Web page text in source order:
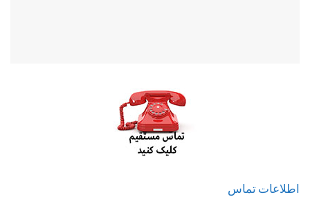
اطلاعات تماس